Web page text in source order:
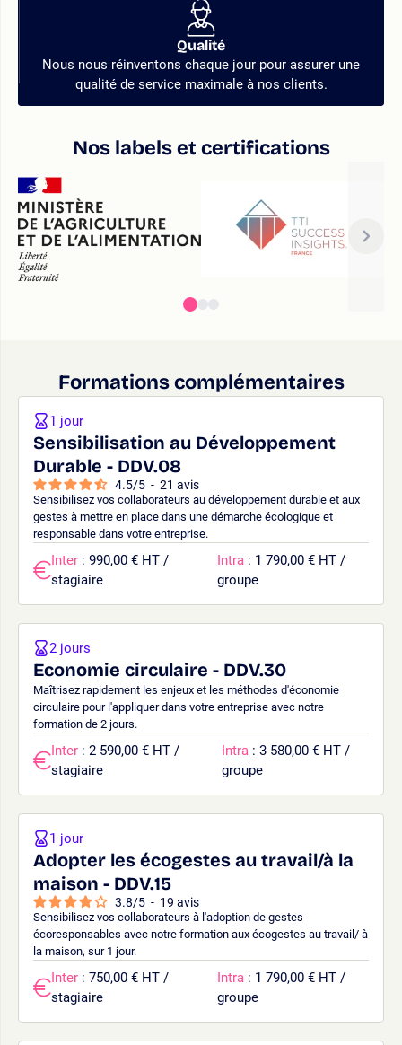
Qualité
Nous nous réinventons chaque jour pour assurer une
qualité de service maximale à nos clients.
Nos labels et certifications
Formations complémentaires
Sensibilisation au Développement
Durable - DDV.08
4.5/5 - 21 avis
Sensibilisez vos collaborateurs au développement durable et aux
gestes à mettre en place dans une démarche écologique et
responsable dans votre entreprise.
1 jour
Inter : 990,00 € HT /
stagiaire
Intra : 1 790,00 € HT /
groupe
Economie circulaire - DDV.30
Maîtrisez rapidement les enjeux et les méthodes d'économie
circulaire pour l'appliquer dans votre entreprise avec notre
formation de 2 jours.
2 jours
Inter : 2 590,00 € HT /
stagiaire
Intra : 3 580,00 € HT /
groupe
Adopter les écogestes au travail/à la
maison - DDV.15
3.8/5 - 19 avis
Sensibilisez vos collaborateurs à l'adoption de gestes
écoresponsables avec notre formation aux écogestes au travail/ à
la maison, sur 1 jour.
1 jour
Inter : 750,00 € HT /
stagiaire
Intra : 1 790,00 € HT /
groupe